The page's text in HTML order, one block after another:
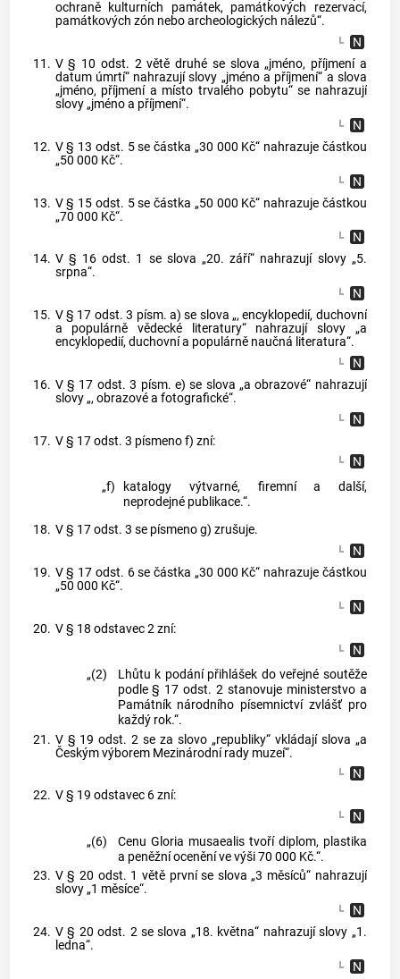
ochraně kulturních památek, památkových rezervací,
památkových zón nebo archeologických nálezů“.
11. V § 10 odst. 2 větě druhé se slova „jméno, příjmení a
datum úmrtí“ nahrazují slovy „jméno a příjmení“ a slova
„jméno, příjmení a místo trvalého pobytu“ se nahrazují
slovy „jméno a příjmení“.
12. V § 13 odst. 5 se částka „30 000 Kč“ nahrazuje částkou
„50 000 Kč“.
13. V § 15 odst. 5 se částka „50 000 Kč“ nahrazuje částkou
„70 000 Kč“.
14. V § 16 odst. 1 se slova „20. září“ nahrazují slovy „5.
srpna“.
15. V § 17 odst. 3 písm. a) se slova „, encyklopedií, duchovní
a populárně vědecké literatury“ nahrazují slovy „a
encyklopedií, duchovní a populárně naučná literatura“.
16. V § 17 odst. 3 písm. e) se slova „a obrazové“ nahrazují
slovy „, obrazové a fotografické“.
17. V § 17 odst. 3 písmeno f) zní:
„f)
katalogy výtvarné, firemní a další,
neprodejné publikace.“.
18. V § 17 odst. 3 se písmeno g) zrušuje.
19. V § 17 odst. 6 se částka „30 000 Kč“ nahrazuje částkou
„50 000 Kč“.
20. V § 18 odstavec 2 zní:
„(2)
Lhůtu k podání přihlášek do veřejné soutěže
podle § 17 odst. 2 stanovuje ministerstvo a
Památník národního písemnictví zvlášť pro
každý rok.“.
21. V § 19 odst. 2 se za slovo „republiky“ vkládají slova „a
Českým výborem Mezinárodní rady muzeí“.
22. V § 19 odstavec 6 zní:
„(6)
Cenu Gloria musaealis tvoří diplom, plastika
a peněžní ocenění ve výši 70 000 Kč.“.
23. V § 20 odst. 1 větě první se slova „3 měsíců“ nahrazují
slovy „1 měsíce“.
24. V § 20 odst. 2 se slova „18. května“ nahrazují slovy „1.
ledna“.